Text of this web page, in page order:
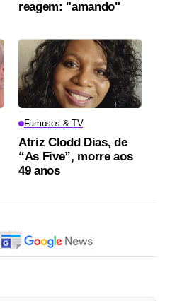
reagem: "amando"
Famosos & TV
Atriz Clodd Dias, de
“As Five”, morre aos
49 anos